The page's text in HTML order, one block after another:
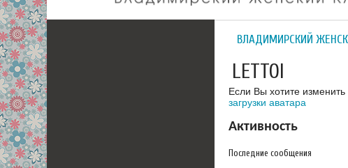
ВЛАДИМИРСКИЙ
LETTOI
Если Вы хотите
загрузки аватара
Активность
Последние сообщения